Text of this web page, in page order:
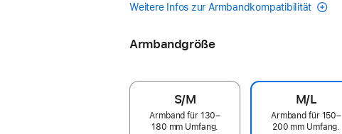
Weitere Infos zur Armbandkompatibilität
Armbandgröße
S/M
Armband für 130–
180 mm Umfang.
M/L
Armband für 150–
200 mm Umfang.